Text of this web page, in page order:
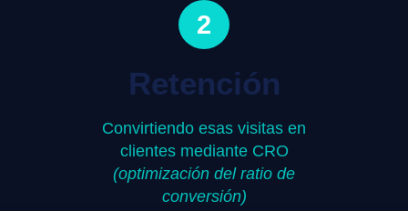
2
Retención
Convirtiendo esas visitas en
clientes mediante CRO
(optimización del ratio de
conversión)